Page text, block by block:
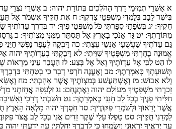
א אַשְׁרֵי תְמִימֵי דָרֶךְ הַהֹלְכִים בְּתוֹרַת יהוה: ב אַשְׁרֵי נֹצְרֵי
בְּיֹשֶׁר לֵבָב בְּלָמְדִי מִשְׁפְּטֵי צִדְקֶךָ: ח אֶת חֻקֶּיךָ אֶשְׁמֹר אַל
חֻקֶּיךָ: יג בִּשְׂפָתַי סִפַּרְתִּי כֹּל מִשְׁפְּטֵי פִיךָ: יד בְּדֶרֶךְ עֵדְוֺתֶיךָ
מִתּוֹרָתֶךָ: יט גֵּר אָנֹכִי בָאָרֶץ אַל תַּסְתֵּר מִמֶּנִּי מִצְוֺתֶיךָ: כ
גַּם עֵדֹתֶיךָ שַׁעֲשֻׁעָי אַנְשֵׁי עֲצָתִי: כה דָּבְקָה לֶעָפָר נַפְשִׁי חַיֵּנִי
אֱמוּנָה בָחָרְתִּי מִשְׁפָּטֶיךָ שִׁוִּיתִי: לא דָּבַקְתִּי בְעֵדְוֺתֶיךָ יהוה
לו הַט לִבִּי אֶל עֵדְוֺתֶיךָ וְאַל אֶל בָּצַע: לז הַעֲבֵר עֵינַי מֵרְאוֹת
תְּשׁוּעָתְךָ כְּאִמְרָתֶךָ: מב וְאֶעֱנֶה חֹרְפִי דָבָר כִּי בָטַחְתִּי
וְלֹא אֵבוֹשׁ: מז וְאֶשְׁתַּעֲשַׁע בְּמִצְוֺתֶיךָ אֲשֶׁר אָהָבְתִּי: מח
זָכַרְתִּי מִשְׁפָּטֶיךָ מֵעוֹלָם יהוה וָאֶתְנֶחָם: נג זַלְעָפָה אֲחָזַתְנִי
חִלִּיתִי פָנֶיךָ בְכָל לֵב חָנֵּנִי כְּאִמְרָתֶךָ: נט חִשַּׁבְתִּי דְרָכָי
אֲשֶׁר יְרֵאוּךָ וּלְשֹׁמְרֵי פִּקּוּדֶיךָ: סד חַסְדְּךָ יהוה מָלְאָה הָאָרֶץ
לַמְּדֵנִי חֻקֶּיךָ: סט טָפְלוּ עָלַי שֶׁקֶר זֵדִים אֲנִי בְּכָל לֵב אֱצֹּר
עד יְרֵאֶיךָ יִרְאוּנִי וְיִשְׂמָחוּ כִּי לִדְבָרְךָ יִחָלְתִּי: עה יָדַעְתִּי יהוה